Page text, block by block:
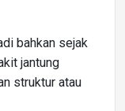
bahkan sejak
jantung
struktur atau